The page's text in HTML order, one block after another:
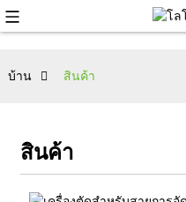
บ้าน สินค้า
สินค้า